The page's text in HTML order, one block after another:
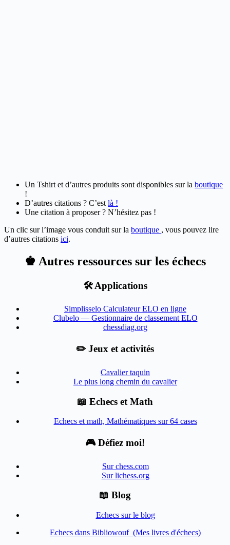
Un Tshirt et d’autres produits sont disponibles sur la boutique
!
D’autres citations ? C’est là !
Une citation à proposer ? N’hésitez pas !
Un clic sur l’image vous conduit sur la boutique , vous pouvez lire
d’autres citations ici.
♚ Autres ressources sur les échecs
🛠️ Applications
Simplisselo Calculateur ELO en ligne
Clubelo — Gestionnaire de classement ELO
chessdiag.org
✏️ Jeux et activités
Cavalier taquin
Le plus long chemin du cavalier
📖 Echecs et Math
Echecs et math, Mathématiques sur 64 cases
🎮 Défiez moi!
Sur chess.com
Sur lichess.org
📖 Blog
Echecs sur le blog
Echecs dans Bibliowouf (Mes livres d'échecs)